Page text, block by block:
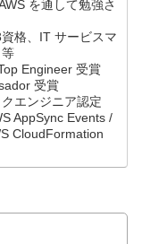
を通して勉強さ
格、IT サービスマ
Engineer 受賞
受賞
エンジニア認定
AppSync Events /
CloudFormation